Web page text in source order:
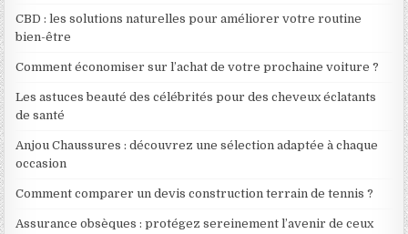
CBD : les solutions naturelles pour améliorer votre routine
bien-être
Comment économiser sur l’achat de votre prochaine voiture ?
Les astuces beauté des célébrités pour des cheveux éclatants
de santé
Anjou Chaussures : découvrez une sélection adaptée à chaque
occasion
Comment comparer un devis construction terrain de tennis ?
Assurance obsèques : protégez sereinement l’avenir de ceux